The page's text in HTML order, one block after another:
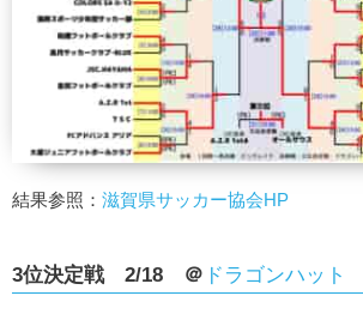
結果参照： 滋賀県サッカー協会HP
3位決定戦 2/18 ＠ ドラゴンハット